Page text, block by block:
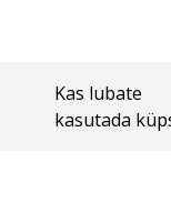
Kas lubate
kasutada